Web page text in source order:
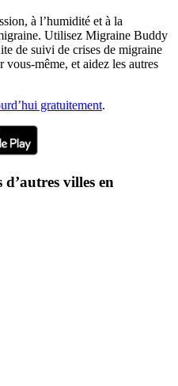
à l’humidité et à la
Utilisez Migraine Buddy
de suivi de crises de migraine
vous-même, et aidez les autres
gratuitement.
villes en